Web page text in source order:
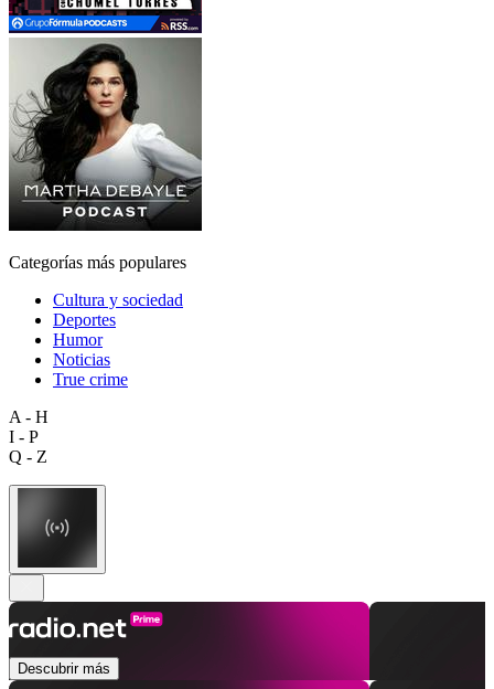
Categorías más populares
Cultura y sociedad
Deportes
Humor
Noticias
True crime
A - H
I - P
Q - Z
Descubrir más